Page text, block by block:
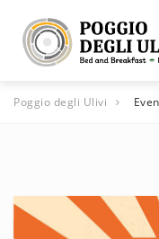
Poggio degli Ulivi